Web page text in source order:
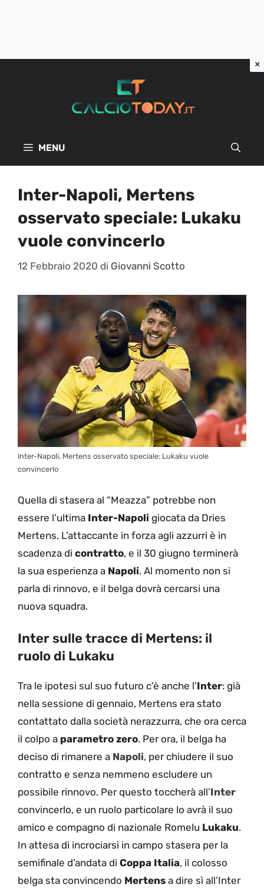
MENU
Inter-Napoli, Mertens
osservato speciale: Lukaku
vuole convincerlo
12 Febbraio 2020 di Giovanni Scotto
Inter-Napoli, Mertens osservato speciale: Lukaku vuole
convincerlo
Quella di stasera al “Meazza” potrebbe non
essere l’ultima Inter-Napoli giocata da Dries
Mertens. L’attaccante in forza agli azzurri è in
scadenza di contratto, e il 30 giugno terminerà
la sua esperienza a Napoli. Al momento non si
parla di rinnovo, e il belga dovrà cercarsi una
nuova squadra.
Inter sulle tracce di Mertens: il
ruolo di Lukaku
Tra le ipotesi sul suo futuro c’è anche l’Inter: già
nella sessione di gennaio, Mertens era stato
contattato dalla società nerazzurra, che ora cerca
il colpo a parametro zero. Per ora, il belga ha
deciso di rimanere a Napoli, per chiudere il suo
contratto e senza nemmeno escludere un
possibile rinnovo. Per questo toccherà all’Inter
convincerlo, e un ruolo particolare lo avrà il suo
amico e compagno di nazionale Romelu Lukaku.
In attesa di incrociarsi in campo stasera per la
semifinale d’andata di Coppa Italia, il colosso
belga sta convincendo Mertens a dire sì all’Inter